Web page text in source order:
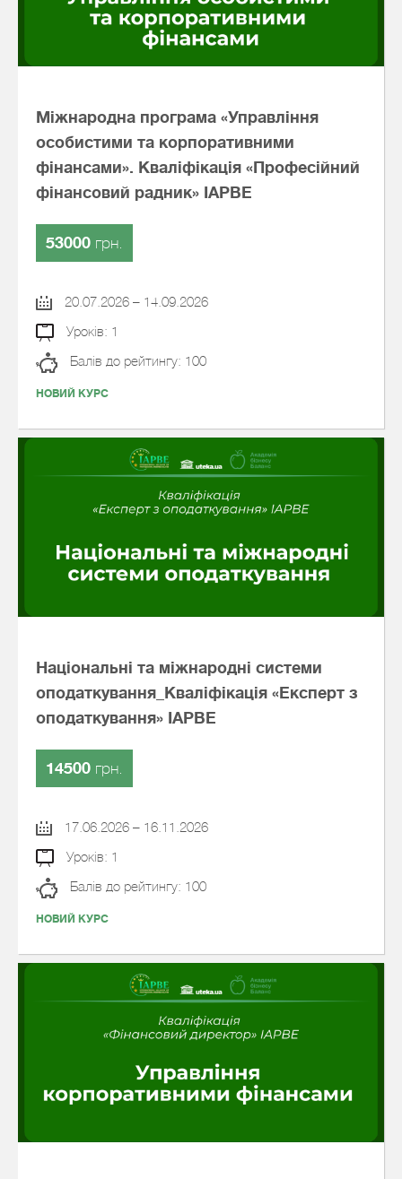
Міжнародна програма «Управління
особистими та корпоративними
фінансами». Кваліфікація «Професійний
фінансовий радник» IAPBE
53000 грн.
20.07.2026 – 14.09.2026
Уроків: 1
Балів до рейтингу: 100
НОВИЙ КУРС
Національні та міжнародні системи
оподаткування_Кваліфікація «Експерт з
оподаткування» IAPBE
14500 грн.
17.06.2026 – 16.11.2026
Уроків: 1
Балів до рейтингу: 100
НОВИЙ КУРС